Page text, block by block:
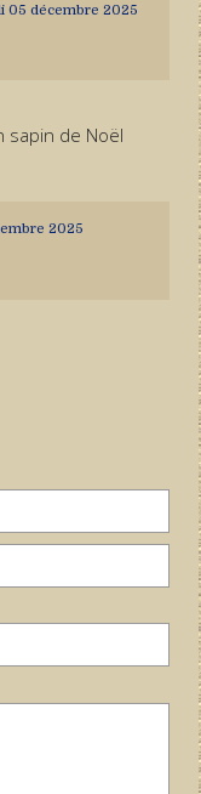
05 décembre 2025
sapin de Noël
2025